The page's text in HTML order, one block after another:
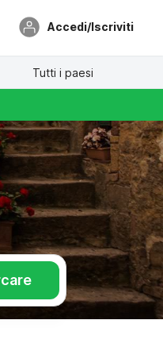
Accedi/Iscriviti
Tutti i paesi